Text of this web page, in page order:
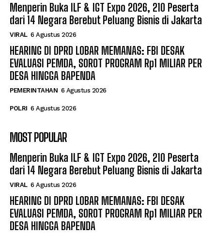
Menperin Buka ILF & IGT Expo 2026, 210 Peserta
dari 14 Negara Berebut Peluang Bisnis di Jakarta
VIRAL 6 Agustus 2026
HEARING DI DPRD LOBAR MEMANAS: FBI DESAK
EVALUASI PEMDA, SOROT PROGRAM Rp1 MILIAR PER
DESA HINGGA BAPENDA
PEMERINTAHAN 6 Agustus 2026
POLRI 6 Agustus 2026
MOST POPULAR
Menperin Buka ILF & IGT Expo 2026, 210 Peserta
dari 14 Negara Berebut Peluang Bisnis di Jakarta
VIRAL 6 Agustus 2026
HEARING DI DPRD LOBAR MEMANAS: FBI DESAK
EVALUASI PEMDA, SOROT PROGRAM Rp1 MILIAR PER
DESA HINGGA BAPENDA